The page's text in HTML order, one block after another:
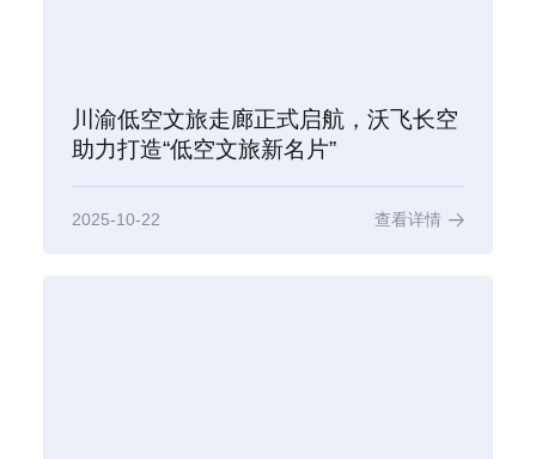
川渝低空文旅走廊正式启航，沃飞长空
助力打造“低空文旅新名片”
2025-10-22 查看详情